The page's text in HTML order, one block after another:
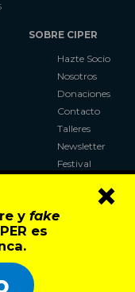
y fake
es
×
SOBRE CIPER
Hazte Socio
Nosotros
Donaciones
Contacto
Talleres
Newsletter
Festival